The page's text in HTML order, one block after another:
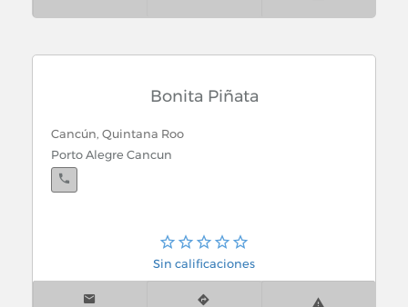
Bonita Piñata
Cancún, Quintana Roo
Porto Alegre Cancun
Sin calificaciones